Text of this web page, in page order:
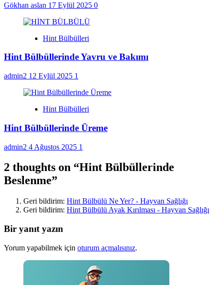
Gökhan aslan 17 Eylül 2025 0
Hint Bülbülleri
Hint Bülbüllerinde Yavru ve Bakımı
admin2 12 Eylül 2025 1
Hint Bülbülleri
Hint Bülbüllerinde Üreme
admin2 4 Ağustos 2025 1
2 thoughts on “Hint Bülbüllerinde
Beslenme”
Geri bildirim: Hint Bülbülü Ne Yer? - Hayvan Sağlığı
Geri bildirim: Hint Bülbülü Ayak Kırılması - Hayvan Sağlığı
Bir yanıt yazın
Yorum yapabilmek için oturum açmalısınız.